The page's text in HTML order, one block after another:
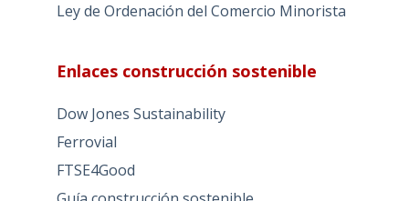
Ley de Ordenación del Comercio Minorista
Enlaces construcción sostenible
Dow Jones Sustainability
Ferrovial
FTSE4Good